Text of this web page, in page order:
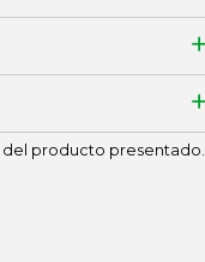
producto presentado.